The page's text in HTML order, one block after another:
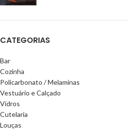
CATEGORIAS
Bar
Cozinha
Policarbonato / Melaminas
Vestuário e Calçado
Vidros
Cutelaria
Louças